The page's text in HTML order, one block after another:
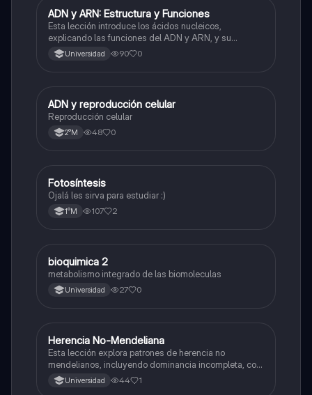
Biología
ADN y ARN: Estructura y Funciones
Esta lección introduce los ácidos nucleicos,
explicando las funciones del ADN y ARN, y su
estructura basada en nucleótidos.
Universidad 90 0
Biología
ADN y reproducción celular
Reproducción celular
2°M 48 0
Biología
Fotosíntesis
Ojalá les sirva para estudiar :)
1°M 107 2
Biología
bioquimica 2
metabolismo integrado de las biomoleculas
Universidad 27 0
Biología
Herencia No-Mendeliana
Esta lección explora patrones de herencia no
mendelianos, incluyendo dominancia incompleta, co-
dominancia y herencia ligada al sexo, con el objetivo
de comprender la transmisión genética.
Universidad 44 1